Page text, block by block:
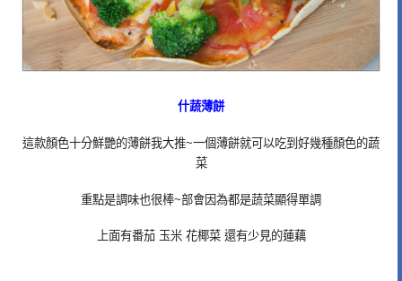
什蔬薄餅
這款顏色十分鮮艷的薄餅我大推~一個薄餅就可以吃到好幾種顏色的蔬
菜
重點是調味也很棒~部會因為都是蔬菜顯得單調
上面有番茄 玉米 花椰菜 還有少見的蓮藕